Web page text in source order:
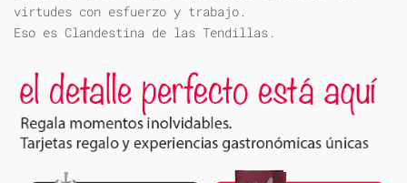
virtudes con esfuerzo y trabajo.
Eso es Clandestina de las Tendillas.